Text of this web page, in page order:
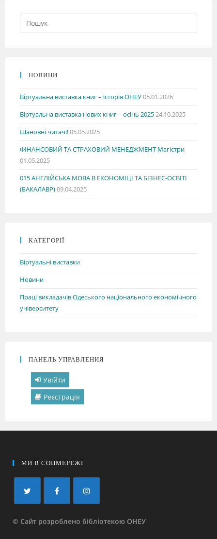
НОВИНИ
Віртуальна виставка книг – історія ОНЕУ05.01.2026
Віртуальна виставка нових книг – осінь 2025 24.10.2025
Шановні читачі!05.05.2025
ФІНАНСОВИЙ ТА СТРАХОВИЙ МЕНЕДЖМЕНТ Магістри
01.05.2025
015 АНГЛІЙСЬКА МОВА В ЕКОНОМІЦІ ТА БІЗНЕС-ОСВІТІ
(БАКАЛАВР)09.04.2025
КАТЕГОРІЇ
Віртуальні виставки
Новини
Праці викладачів Одеського національного економічного
університету
ПАНЕЛЬ УПРАВЛЕНИЯ
Увійти
Реєстрація
МИ В СОЦМЕРЕЖІ
© Сайт розроблено бібліотекою ОНЕУ